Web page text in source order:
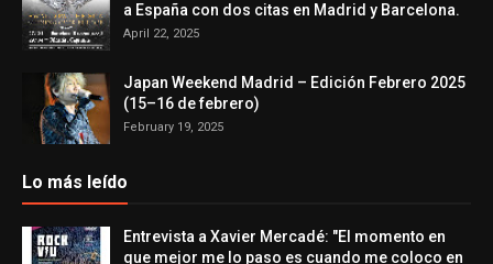
a España con dos citas en Madrid y Barcelona.
April 22, 2025
Japan Weekend Madrid – Edición Febrero 2025
(15–16 de febrero)
February 19, 2025
Lo más leído
Entrevista a Xavier Mercadé: "El momento en
que mejor me lo paso es cuando me coloco en